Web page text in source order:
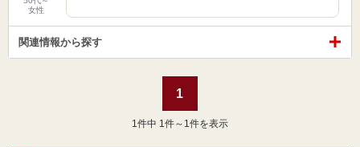
女性
関連情報から探す
1
1 件中 1件～1件を表示